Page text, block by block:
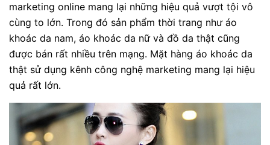
marketing online mang lại những hiệu quả vượt tội vô
cùng to lớn. Trong đó sản phẩm thời trang như áo
khoác da nam, áo khoác da nữ và đồ da thật cũng
được bán rất nhiều trên mạng. Mặt hàng áo khoác da
thật sử dụng kênh công nghệ marketing mang lại hiệu
quả rất lớn.